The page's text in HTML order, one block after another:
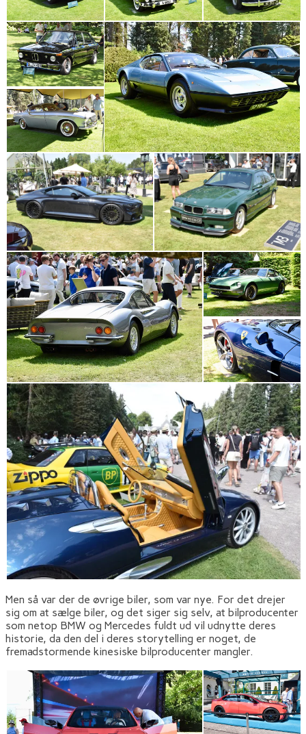
Men så var der de øvrige biler, som var nye. For det drejer
sig om at sælge biler, og det siger sig selv, at bilproducenter
som netop BMW og Mercedes fuldt ud vil udnytte deres
historie, da den del i deres storytelling er noget, de
fremadstormende kinesiske bilproducenter mangler.